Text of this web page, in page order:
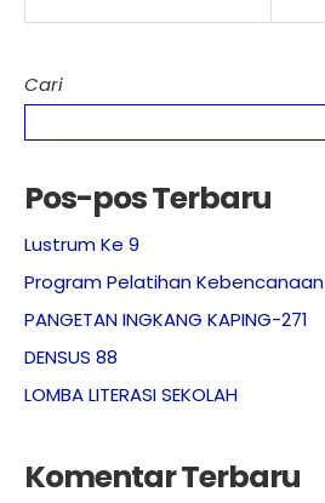
Cari
Pos-pos Terbaru
Lustrum Ke 9
Program Pelatihan Kebencanaan
PANGETAN INGKANG KAPING-271
DENSUS 88
LOMBA LITERASI SEKOLAH
Komentar Terbaru